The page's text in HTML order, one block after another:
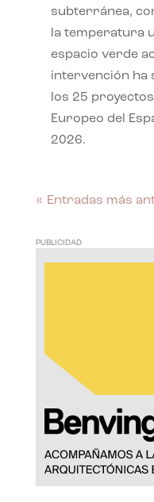
subterránea,
la temperatura
espacio verde
intervención ha
los 25
Europeo del
2026.
« Entradas más
PUBLICIDAD